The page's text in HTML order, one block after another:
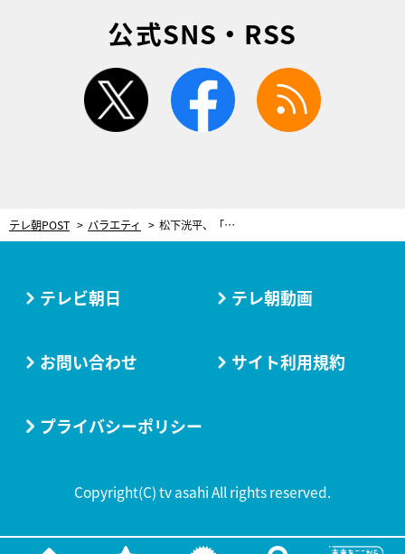
公式SNS・RSS
twitter facebook
テレ朝POST バラエティ 松下洸平、「めっちゃキュンとした」女性からの“お願い”。さらっと言われるほどメロメロに
テレビ朝日 テレ朝動画
お問い合わせ サイト利用規約
プライバシーポリシー
Copyright(C) tv asahi All rights reserved.